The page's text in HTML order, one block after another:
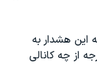
این هشدار به
از چه کانالی